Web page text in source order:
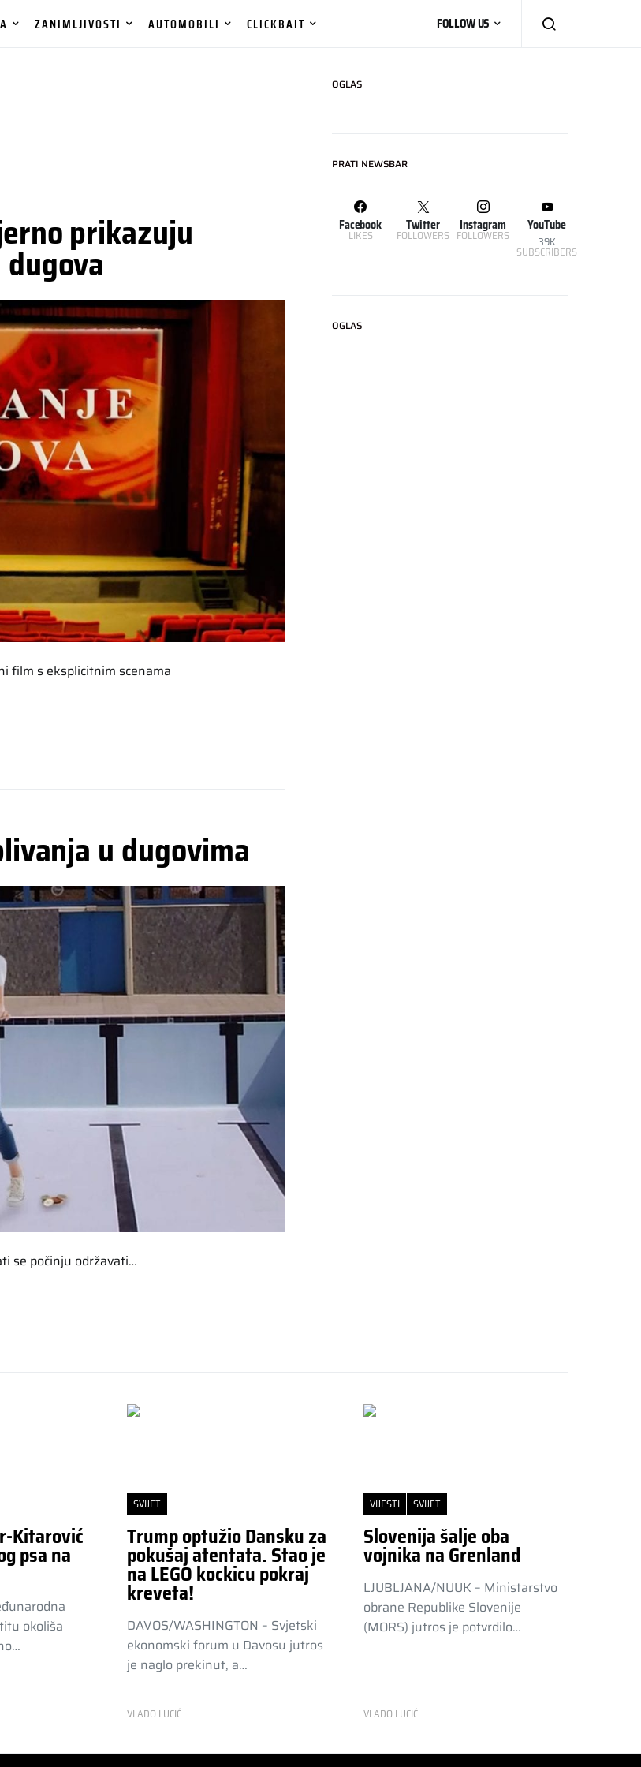
ZANIMLJIVOSTI AUTOMOBILI CLICKBAIT FOLLOW US
prikazuju
film s eksplicitnim scenama
u dugovima
se počinju održavati…
OGLAS
PRATI NEWSBAR
Facebook
LIKES
Twitter
FOLLOWERS
Instagram
FOLLOWERS
YouTube
39K
SUBSCRIBERS
OGLAS
Kitarović
psa na
okoliša
SVIJET
Trump optužio Dansku za
pokušaj atentata. Stao je
na LEGO kockicu pokraj
kreveta!
DAVOS/WASHINGTON – Svjetski
ekonomski forum u Davosu jutros
je naglo prekinut, a…
VLADO LUCIĆ
VIJESTI SVIJET
Slovenija šalje oba
vojnika na Grenland
LJUBLJANA/NUUK – Ministarstvo
obrane Republike Slovenije
(MORS) jutros je potvrdilo…
VLADO LUCIĆ